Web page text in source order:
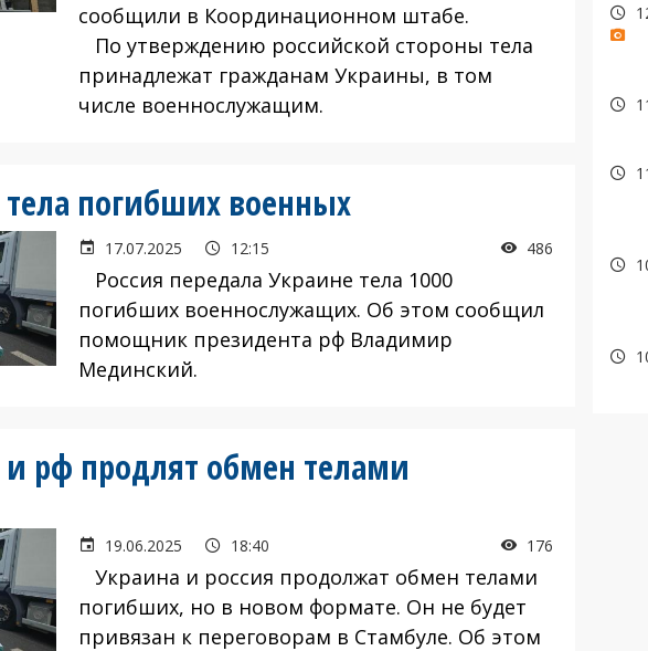
сообщили в Координационном штабе.
По утверждению российской стороны тела
принадлежат гражданам Украины, в том
числе военнослужащим.
погибших военных
17.07.2025 12:15 486
Россия передала Украине тела 1000
погибших военнослужащих. Об этом сообщил
помощник президента рф Владимир
Мединский.
и рф продлят обмен телами
19.06.2025 18:40 176
Украина и россия продолжат обмен телами
погибших, но в новом формате. Он не будет
привязан к переговорам в Стамбуле. Об этом